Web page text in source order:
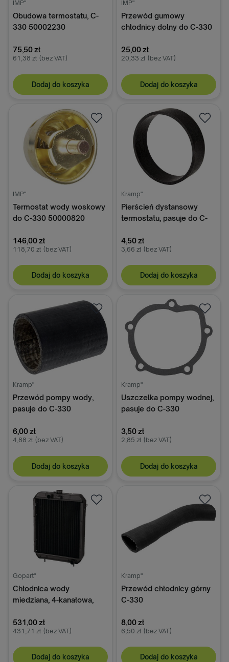
IMP"
Obudowa termostatu, C-
330 50002230
75,50 zł
61,38 zł (bez VAT)
Dodaj do koszyka
IMP"
Przewód gumowy
chłodnicy dolny do C-330
25,00 zł
20,33 zł (bez VAT)
Dodaj do koszyka
IMP"
Termostat wody woskowy
do C-330 50000820
146,00 zł
118,70 zł (bez VAT)
Dodaj do koszyka
Kramp"
Pierścień dystansowy
termostatu, pasuje do C-
4,50 zł
3,66 zł (bez VAT)
Dodaj do koszyka
Kramp"
Przewód pompy wody,
pasuje do C-330
6,00 zł
4,88 zł (bez VAT)
Dodaj do koszyka
Kramp"
Uszczelka pompy wodnej,
pasuje do C-330
3,50 zł
2,85 zł (bez VAT)
Dodaj do koszyka
Gopart"
Chłodnica wody
miedziana, 4-kanałowa,
42293021
531,00 zł
431,71 zł (bez VAT)
Dodaj do koszyka
Kramp"
Przewód chłodnicy górny
C-330
8,00 zł
6,50 zł (bez VAT)
Dodaj do koszyka